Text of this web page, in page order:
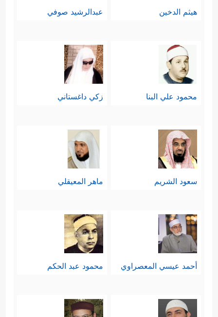
هيثم الدخين عبدالرشيد صوفي
محمود علي البنا زكي داغستاني
سعود الشريم ماهر المعيقلي
أحمد عيسي المعصراوي محمود عبد الحكم